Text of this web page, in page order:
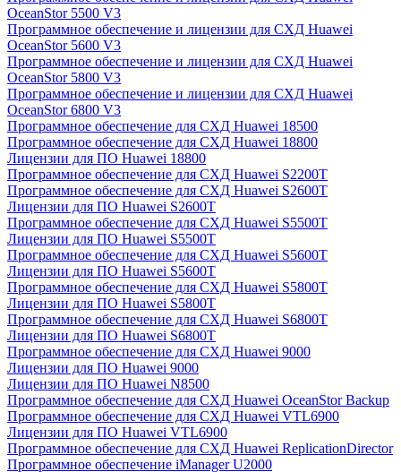
OceanStor 5500 V3
Программное обеспечение и лицензии для СХД Huawei
OceanStor 5600 V3
Программное обеспечение и лицензии для СХД Huawei
OceanStor 5800 V3
Программное обеспечение и лицензии для СХД Huawei
OceanStor 6800 V3
Программное обеспечение для СХД Huawei 18500
Программное обеспечение для СХД Huawei 18800
Лицензии для ПО Huawei 18800
Программное обеспечение для СХД Huawei S2200T
Программное обеспечение для СХД Huawei S2600T
Лицензии для ПО Huawei S2600T
Программное обеспечение для СХД Huawei S5500T
Лицензии для ПО Huawei S5500T
Программное обеспечение для СХД Huawei S5600T
Лицензии для ПО Huawei S5600T
Программное обеспечение для СХД Huawei S5800T
Лицензии для ПО Huawei S5800T
Программное обеспечение для СХД Huawei S6800T
Лицензии для ПО Huawei S6800T
Программное обеспечение для СХД Huawei 9000
Лицензии для ПО Huawei 9000
Лицензии для ПО Huawei N8500
Программное обеспечение для СХД Huawei OceanStor Backup
Программное обеспечение для СХД Huawei VTL6900
Лицензии для ПО Huawei VTL6900
Программное обеспечение для СХД Huawei ReplicationDirector
Программное обеспечение iManager U2000